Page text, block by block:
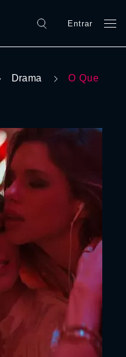
Entrar
Drama
O Que